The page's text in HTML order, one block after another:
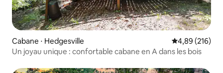
Cabane ⋅ Hedgesville Évaluation
4,89 (216)
Un joyau unique : confortable cabane en A dans les bois